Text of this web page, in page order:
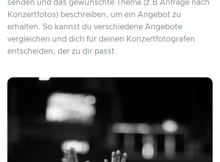
senden und das gewünschte Thema (z.B Anfrage nach
Konzertfotos) beschreiben, um ein Angebot zu
erhalten. So kannst du verschiedene Angebote
vergleichen und dich für deinen Konzertfotografen
entscheiden, der zu dir passt.